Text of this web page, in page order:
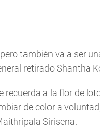
también va a ser
retirado Shantha
a la flor de
de color a
Sirisena.